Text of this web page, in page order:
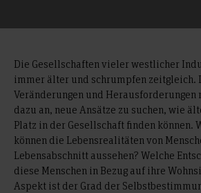
Die Gesellschaften vieler westlicher
immer älter und schrumpfen zeitgleich.
Veränderungen und Herausforderungen
dazu an, neue Ansätze zu suchen, wie
Platz in der Gesellschaft finden können.
können die Lebensrealitäten von
Lebensabschnitt aussehen? Welche
diese Menschen in Bezug auf ihre
Aspekt ist der Grad der